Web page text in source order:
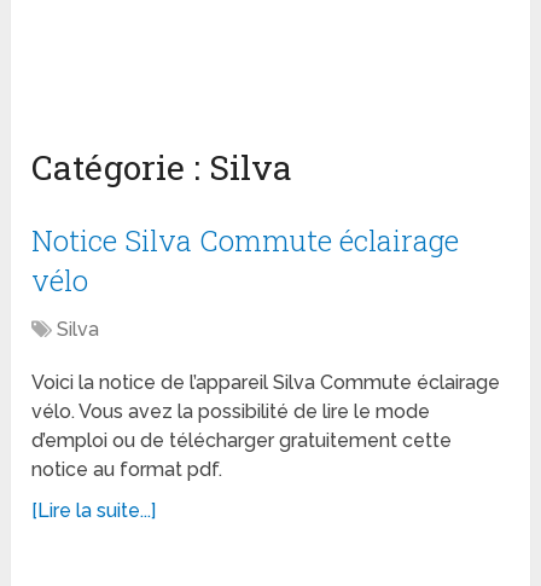
Catégorie : Silva
Notice Silva Commute éclairage
vélo
Silva
Voici la notice de l’appareil Silva Commute éclairage
vélo. Vous avez la possibilité de lire le mode
d’emploi ou de télécharger gratuitement cette
notice au format pdf.
[Lire la suite...]